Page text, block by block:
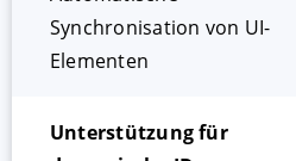
Synchronisation von UI-
Elementen
Unterstützung für